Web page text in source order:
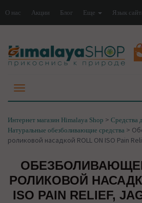
О нас Акции Блог Еще Язык
Интернет магазин Himalaya Shop > Средства
Натуральные обезболивающие средства >
роликовой насадкой ROLL ON ISO Pain
РОЛИКОВОЙ
ISO PAIN RELIEF,